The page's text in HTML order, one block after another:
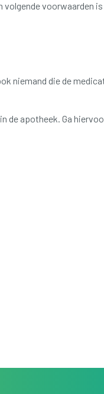
volgende voorwaarden is
niemand die de
de apotheek. Ga